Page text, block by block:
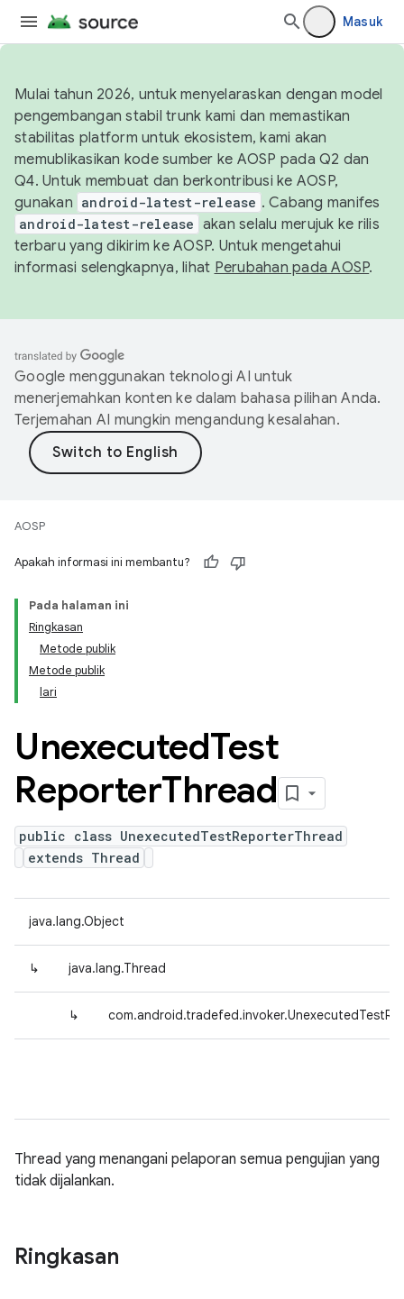
Masuk
Mulai tahun 2026, untuk menyelaraskan dengan model
pengembangan stabil trunk kami dan memastikan
stabilitas platform untuk ekosistem, kami akan
memublikasikan kode sumber ke AOSP pada Q2 dan
Q4. Untuk membuat dan berkontribusi ke AOSP,
gunakan android-latest-release . Cabang manifes
android-latest-release akan selalu merujuk ke rilis
terbaru yang dikirim ke AOSP. Untuk mengetahui
informasi selengkapnya, lihat Perubahan pada AOSP.
Google menggunakan teknologi AI untuk
menerjemahkan konten ke dalam bahasa pilihan Anda.
Terjemahan AI mungkin mengandung kesalahan.
AOSP
Apakah informasi ini membantu?
Pada halaman ini
Ringkasan
Metode publik
Metode publik
lari
UnexecutedTest
ReporterThread
public class UnexecutedTestReporterThread
extends Thread
java.lang.Object
↳ java.lang.Thread
↳
Thread yang menangani pelaporan semua pengujian yang
tidak dijalankan.
Ringkasan